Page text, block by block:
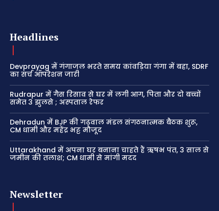
Headlines
Devprayag में गंगाजल भरते समय कांवड़िया गंगा में बहा, SDRF
का सर्च ऑपरेशन जारी
Rudrapur में गैस रिसाव से घर में लगी आग, पिता और दो बच्चों
समेत 3 झुलसे ; अस्पताल रेफर
Dehradun में BJP की गढ़वाल मंडल संगठनात्मक बैठक शुरू,
CM धामी और महेंद्र भट्ट मौजूद
Uttarakhand में अपना घर बनाना चाहते हैं ऋषभ पंत, 3 साल से
जमीन की तलाश; CM धामी से मांगी मदद
Newsletter